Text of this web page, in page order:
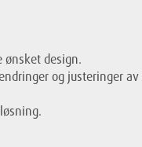
ønsket design.
og justeringer